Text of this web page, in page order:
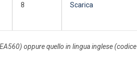
8 Scarica
oppure quello in lingua inglese (codice